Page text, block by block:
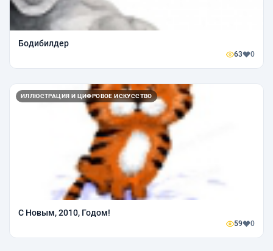
Бодибилдер
63 0
ИЛЛЮСТРАЦИЯ И ЦИФРОВОЕ ИСКУССТВО
С Новым, 2010, Годом!
59 0